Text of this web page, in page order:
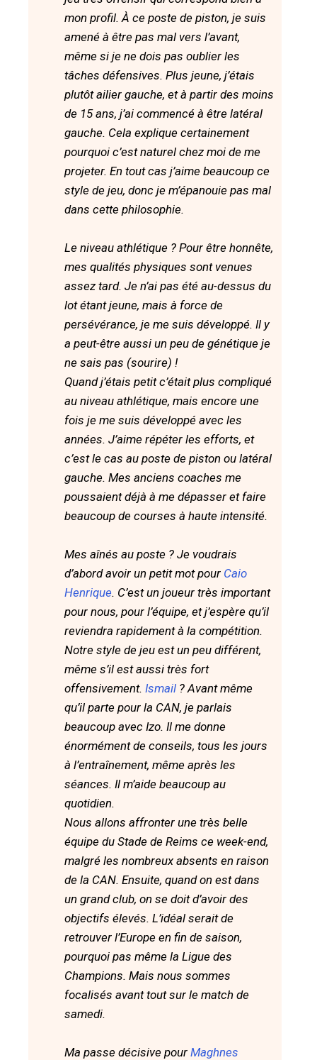
mon profil. À ce poste de piston, je suis
amené à être pas mal vers l’avant,
même si je ne dois pas oublier les
tâches défensives. Plus jeune, j’étais
plutôt ailier gauche, et à partir des moins
de 15 ans, j’ai commencé à être latéral
gauche. Cela explique certainement
pourquoi c’est naturel chez moi de me
projeter. En tout cas j’aime beaucoup ce
style de jeu, donc je m’épanouie pas mal
dans cette philosophie.
Le niveau athlétique ? Pour être honnête,
mes qualités physiques sont venues
assez tard. Je n’ai pas été au-dessus du
lot étant jeune, mais à force de
persévérance, je me suis développé. Il y
a peut-être aussi un peu de génétique je
ne sais pas (sourire) !
Quand j’étais petit c’était plus compliqué
au niveau athlétique, mais encore une
fois je me suis développé avec les
années. J’aime répéter les efforts, et
c’est le cas au poste de piston ou latéral
gauche. Mes anciens coaches me
poussaient déjà à me dépasser et faire
beaucoup de courses à haute intensité.
Mes aînés au poste ? Je voudrais
d’abord avoir un petit mot pour Caio
Henrique. C’est un joueur très important
pour nous, pour l’équipe, et j’espère qu’il
reviendra rapidement à la compétition.
Notre style de jeu est un peu différent,
même s’il est aussi très fort
offensivement. Ismail ? Avant même
qu’il parte pour la CAN, je parlais
beaucoup avec Izo. Il me donne
énormément de conseils, tous les jours
à l’entraînement, même après les
séances. Il m’aide beaucoup au
quotidien.
Nous allons affronter une très belle
équipe du Stade de Reims ce week-end,
malgré les nombreux absents en raison
de la CAN. Ensuite, quand on est dans
un grand club, on se doit d’avoir des
objectifs élevés. L’idéal serait de
retrouver l’Europe en fin de saison,
pourquoi pas même la Ligue des
Champions. Mais nous sommes
focalisés avant tout sur le match de
samedi.
Ma passe décisive pour Maghnes